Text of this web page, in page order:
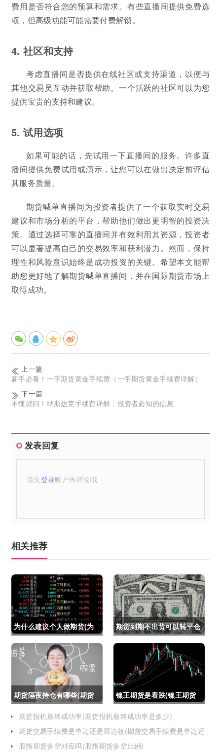
费用是否符合您的预算和需求。有些直播间提供免费选
项，但高级功能可能需要付费解锁。
4. 社区和支持
考虑直播间是否提供在线社区或支持渠道，以便与
其他交易员互动并获取帮助。一个活跃的社区可以为您
提供宝贵的支持和建议。
5. 试用选项
如果可能的话，先试用一下直播间的服务。许多直
播间提供免费试用或演示，让您可以在做出决定前评估
其服务质量。
期货喊单直播间为投资者提供了一个获取实时交易
建议和市场分析的平台，帮助他们做出更明智的投资决
策。通过选择可靠的直播间并有效利用其资源，投资者
可以显著提高自己的交易效率和获利潜力。然而，保持
理性和风险意识始终是成功投资的关键。希望本文能帮
助您更好地了解期货喊单直播间，并在国际期货市场上
取得成功。
上一篇
新手必看！一手期货黄金手续费（一手期货黄金手续费详解）
下一篇
不懂就问！纳斯达克手续费详解：投资者必知的信息
发表回复
请先登录账户再评论哦
相关推荐
为什么建议个人做期货(为
什么建议个人做期货交易)
期货到期不出货可以转平仓
吗吗(期货如果到期不平仓
怎么办)
期货隔夜持仓有哪些(期货
隔夜持仓有哪些风险)
镍王期货是看跌(镍王期货
是看跌还是看涨)
期货投机最终成功率(期货投机最终成功率是多少)
期货交易手续费是单边还是双边收(期货交易手续费是单边还
是双边收费)
股指期货多空对应吗(股指期货多空比例)